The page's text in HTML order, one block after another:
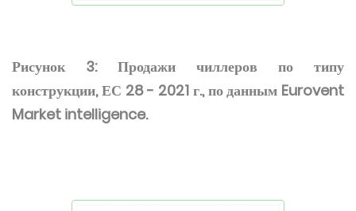
Рисунок 3: Продажи чиллеров по типу
конструкции, ЕС 28 - 2021 г., по данным Eurovent
Market intelligence.